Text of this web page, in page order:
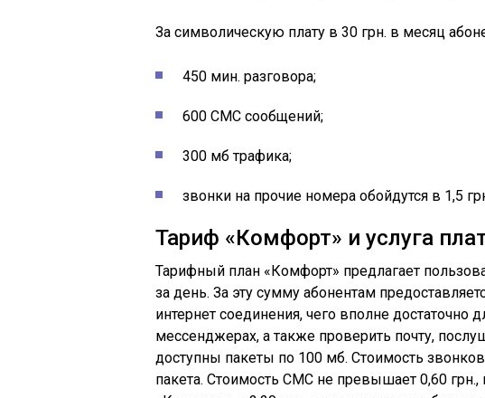
За символическую плату в 30 грн. в месяц
450 мин. разговора;
600 СМС сообщений;
300 мб трафика;
звонки на прочие номера обойдутся в 1,5
Тариф «Комфорт» и услуга
Тарифный план «Комфорт» предлагает
за день. За эту сумму абонентам
интернет соединения, чего вполне достаточно
мессенджерах, а также проверить почту,
доступны пакеты по 100 мб. Стоимость
пакета. Стоимость СМС не превышает 0,60 грн.,